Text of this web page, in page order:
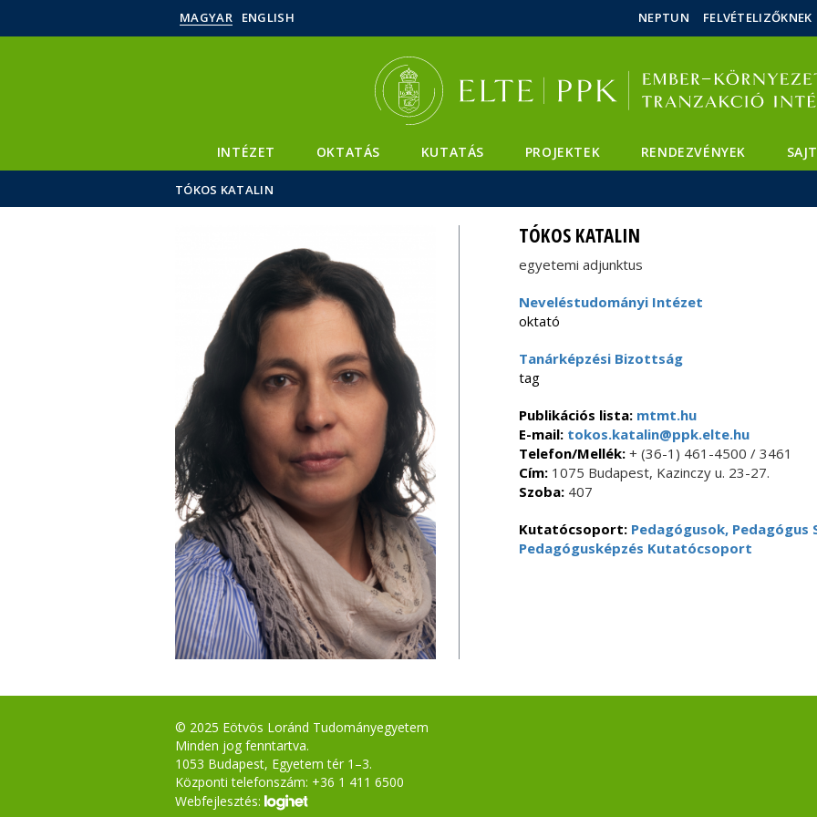
Hírek
Események
ELTE a
MAGYAR ENGLISH NEPTUN FELVÉTELIZŐKNEK
INTÉZET OKTATÁS KUTATÁS PROJEKTEK RENDEZVÉNYEK
TÓKOS KATALIN
TÓKOS KATALIN
egyetemi adjunktus
Neveléstudományi Intézet
oktató
Tanárképzési Bizottság
tag
Publikációs lista: mtmt.hu
E-mail:tokos.katalin@ppk.elte.hu
Telefon/Mellék:+ (36-1) 461-4500 / 3461
Cím:1075 Budapest, Kazinczy u. 23-27.
Szoba:407
Kutatócsoport: Pedagógusok, Pedagógus
Pedagógusképzés Kutatócsoport
© 2025 Eötvös Loránd Tudományegyetem
Minden jog fenntartva.
1053 Budapest, Egyetem tér 1–3.
Központi telefonszám: +36 1 411 6500
Webfejlesztés: